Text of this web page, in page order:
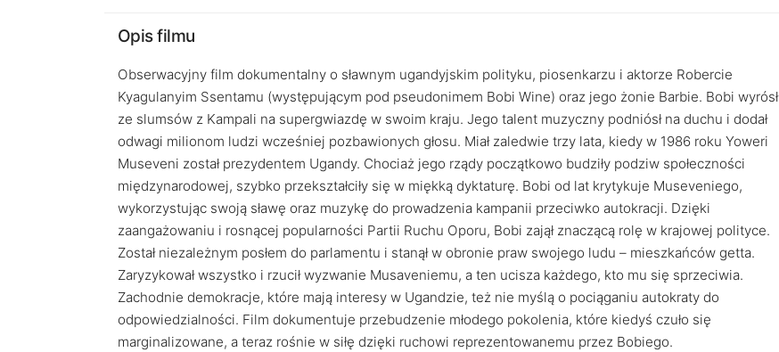
Opis filmu
Obserwacyjny film dokumentalny o sławnym ugandyjskim polityku, piosenkarzu i aktorze Robercie
Kyagulanyim Ssentamu (występującym pod pseudonimem Bobi Wine) oraz jego żonie Barbie. Bobi wyrósł
ze slumsów z Kampali na supergwiazdę w swoim kraju. Jego talent muzyczny podniósł na duchu i dodał
odwagi milionom ludzi wcześniej pozbawionych głosu. Miał zaledwie trzy lata, kiedy w 1986 roku Yoweri
Museveni został prezydentem Ugandy. Chociaż jego rządy początkowo budziły podziw społeczności
międzynarodowej, szybko przekształciły się w miękką dyktaturę. Bobi od lat krytykuje Museveniego,
wykorzystując swoją sławę oraz muzykę do prowadzenia kampanii przeciwko autokracji. Dzięki
zaangażowaniu i rosnącej popularności Partii Ruchu Oporu, Bobi zajął znaczącą rolę w krajowej polityce.
Został niezależnym posłem do parlamentu i stanął w obronie praw swojego ludu – mieszkańców getta.
Zaryzykował wszystko i rzucił wyzwanie Musaveniemu, a ten ucisza każdego, kto mu się sprzeciwia.
Zachodnie demokracje, które mają interesy w Ugandzie, też nie myślą o pociąganiu autokraty do
odpowiedzialności. Film dokumentuje przebudzenie młodego pokolenia, które kiedyś czuło się
marginalizowane, a teraz rośnie w siłę dzięki ruchowi reprezentowanemu przez Bobiego.